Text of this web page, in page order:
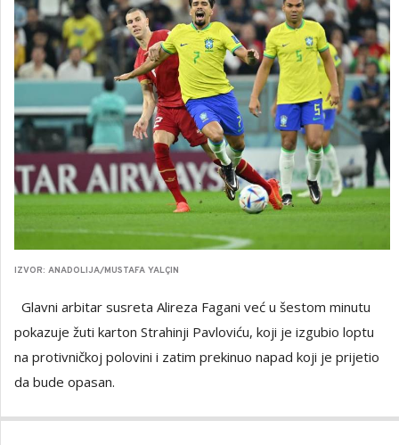
IZVOR: ANADOLIJA/MUSTAFA YALÇIN
Glavni arbitar susreta Alireza Fagani već u šestom minutu
pokazuje žuti karton Strahinji Pavloviću, koji je izgubio loptu
na protivničkoj polovini i zatim prekinuo napad koji je prijetio
da bude opasan.